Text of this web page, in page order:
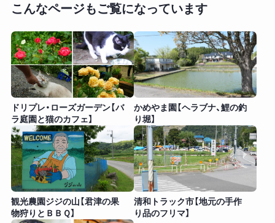
こんなページもご覧になっています
ドリプレ・ローズガーデン【バ
ラ庭園と猫のカフェ】
かめやま園【ヘラブナ、鯉の釣
り堀】
観光農園ジジの山【君津の果
物狩りとＢＢＱ】
清和トラック市【地元の手作
り品のフリマ】